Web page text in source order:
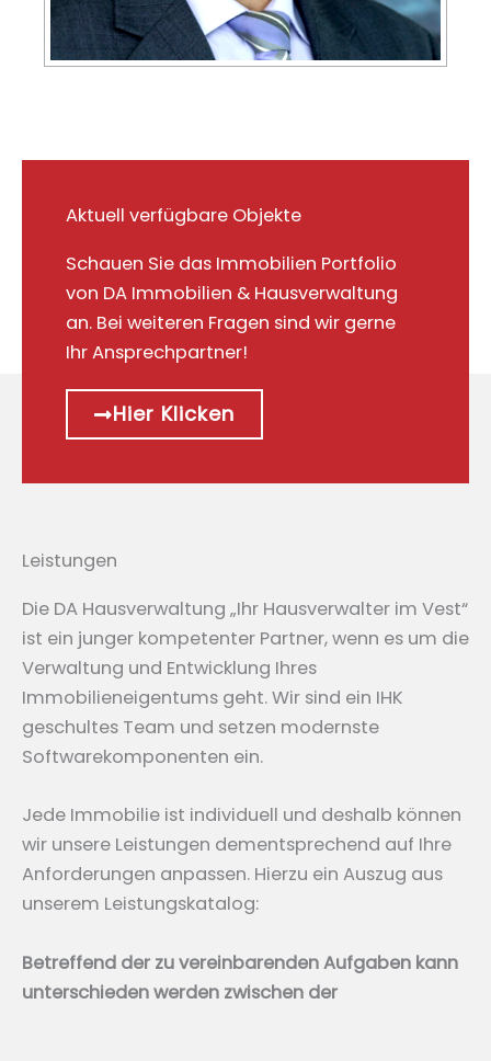
Aktuell verfügbare Objekte
Schauen Sie das Immobilien Portfolio
von DA Immobilien & Hausverwaltung
an. Bei weiteren Fragen sind wir gerne
Ihr Ansprechpartner!
Hier Klicken
Leistungen
Die DA Hausverwaltung „Ihr Hausverwalter im Vest“
ist ein junger kompetenter Partner, wenn es um die
Verwaltung und Entwicklung Ihres
Immobilieneigentums geht. Wir sind ein IHK
geschultes Team und setzen modernste
Softwarekomponenten ein.
Jede Immobilie ist individuell und deshalb können
wir unsere Leistungen dementsprechend auf Ihre
Anforderungen anpassen. Hierzu ein Auszug aus
unserem Leistungskatalog:
Betreffend der zu vereinbarenden Aufgaben kann
unterschieden werden zwischen der